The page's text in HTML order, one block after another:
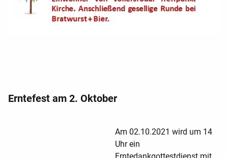
Erntefest am 2. Oktober
Am 02.10.2021 wird um 14
Uhr ein